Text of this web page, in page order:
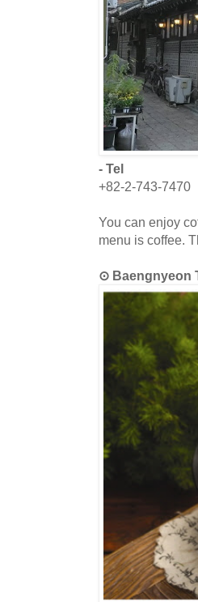
- Tel
+82-2-743-7470
You can enjoy
menu is coffee.
⊙ Baengnyeon